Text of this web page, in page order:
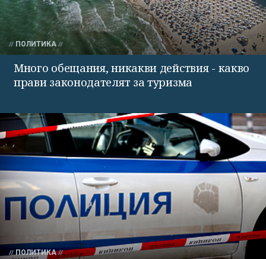
ПОЛИТИКА
Много обещания, никакви действия - какво
прави законодателят за туризма
ПОЛИТИКА